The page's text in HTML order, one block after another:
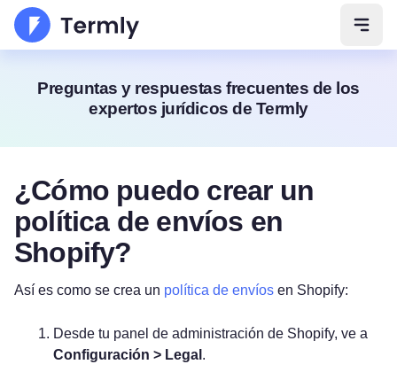
Abrir
Preguntas y respuestas frecuentes de los
expertos jurídicos de Termly
¿Cómo puedo crear un
política de envíos en
Shopify?
Así es como se crea un política de envíos en Shopify:
Desde tu panel de administración de Shopify, ve a
Configuración > Legal .